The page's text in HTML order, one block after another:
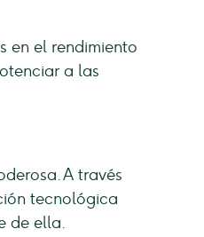
en el rendimiento
a las
A través
tecnológica
de ella.